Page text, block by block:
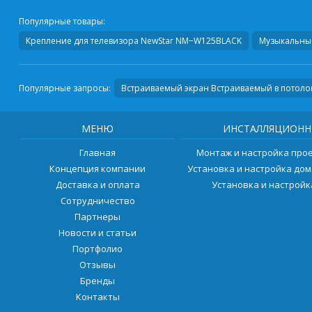
Популярные товары:
Крепление для телевизора NewStar NM−W125BLACK
Популярные запросы: Встраиваемый экран Встраиваемый в
МЕНЮ
Главная
Концепция компании
Доставка и оплата
Сотрудничество
Партнеры
Новости и статьи
Портфолио
Отзывы
Бренды
Контакты
Монтаж и настройка
Установка и настройка
Установка и